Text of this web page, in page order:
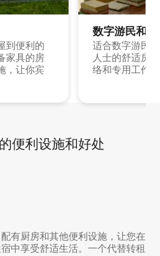
到便利的
家具的房
，让你宾
数字游民和
适合数字游民
人士的舒适房
络和专用工作
便利设施和好处
有厨房和其他便利设施，让您在
中享受舒适生活。一个代替转租